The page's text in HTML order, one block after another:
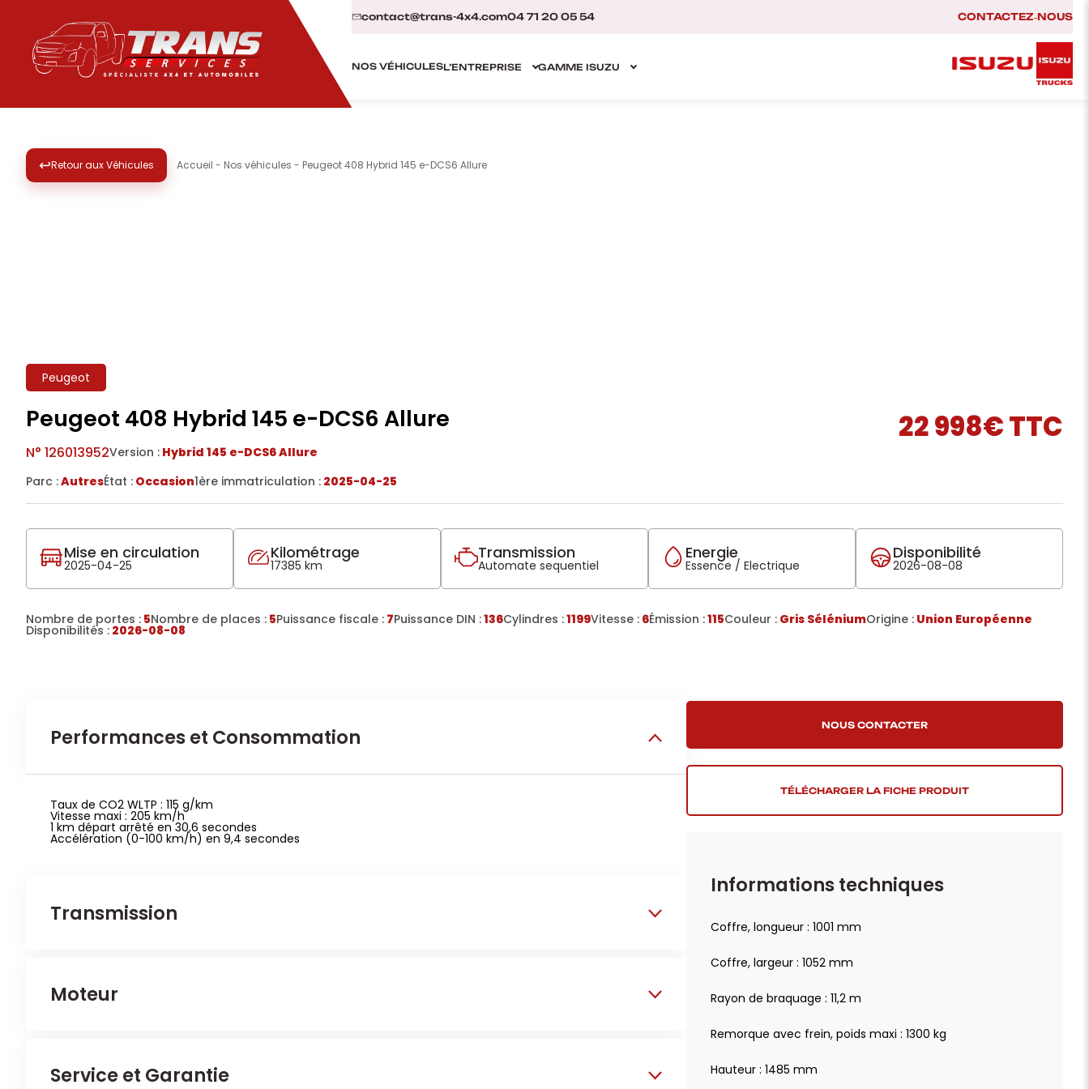
contact@trans-4x4.com04 71 20 05 54 CONTACTEZ‑NOUS
NOS VÉHICULESL’ENTREPRISE GAMME ISUZU
↩Retour aux Véhicules Accueil - Nos véhicules - Peugeot 408 Hybrid 145 e-DCS6 Allure
Peugeot
Peugeot 408 Hybrid 145 e-DCS6 Allure 22 998€ TTC
N° 126013952Version : Hybrid 145 e-DCS6 Allure
Parc :AutresÉtat : Occasion1ère immatriculation : 2025-04-25
Mise en circulation
2025-04-25
Kilométrage
17385 km
Transmission
Automate sequentiel
Energie
Essence / Electrique
Disponibilité
2026-08-08
Nombre de portes : 5Nombre de places : 5Puissance fiscale : 7Puissance DIN :136Cylindres :1199Vitesse : 6Émission :115Couleur : Gris SéléniumOrigine : Union Européenne
Disponibilités : 2026-08-08
Performances et Consommation
Taux de CO2 WLTP : 115 g/km
Vitesse maxi : 205 km/h
1 km départ arrêté en 30,6 secondes
Accélération (0-100 km/h) en 9,4 secondes
Transmission
Véhicule 4x2
Embrayage : pas d'information
Moteur
Turbo
G-Kat
Service et Garantie
TÉLÉCHARGER LA FICHE PRODUIT
Informations techniques
Coffre, longueur : 1001 mm
Coffre, largeur : 1052 mm
Rayon de braquage : 11,2 m
Remorque avec frein, poids maxi : 1300 kg
Hauteur : 1485 mm